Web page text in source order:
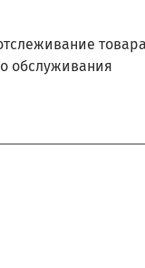
обслуживания